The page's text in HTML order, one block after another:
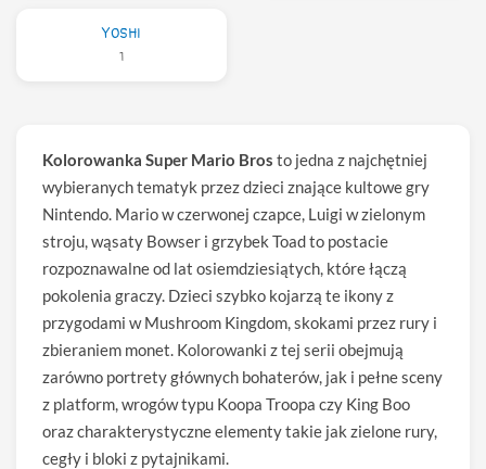
YOSHI
1
Kolorowanka Super Mario Bros to jedna z najchętniej
wybieranych tematyk przez dzieci znające kultowe gry
Nintendo. Mario w czerwonej czapce, Luigi w zielonym
stroju, wąsaty Bowser i grzybek Toad to postacie
rozpoznawalne od lat osiemdziesiątych, które łączą
pokolenia graczy. Dzieci szybko kojarzą te ikony z
przygodami w Mushroom Kingdom, skokami przez rury i
zbieraniem monet. Kolorowanki z tej serii obejmują
zarówno portrety głównych bohaterów, jak i pełne sceny
z platform, wrogów typu Koopa Troopa czy King Boo
oraz charakterystyczne elementy takie jak zielone rury,
cegły i bloki z pytajnikami.